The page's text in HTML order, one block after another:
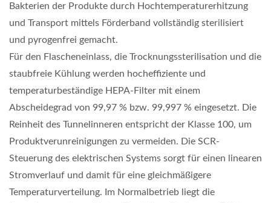
Bakterien der Produkte durch Hochtemperaturerhitzung
und Transport mittels Förderband vollständig sterilisiert
und pyrogenfrei gemacht.
Für den Flascheneinlass, die Trocknungssterilisation und die
staubfreie Kühlung werden hocheffiziente und
temperaturbeständige HEPA-Filter mit einem
Abscheidegrad von 99,97 % bzw. 99,997 % eingesetzt. Die
Reinheit des Tunnelinneren entspricht der Klasse 100, um
Produktverunreinigungen zu vermeiden. Die SCR-
Steuerung des elektrischen Systems sorgt für einen linearen
Stromverlauf und damit für eine gleichmäßigere
Temperaturverteilung. Im Normalbetrieb liegt die